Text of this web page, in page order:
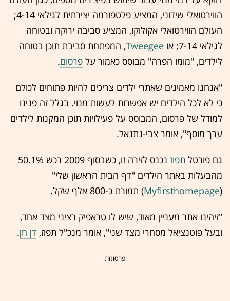
הווירטואלי שידוני, המציע פלטפורמה יצירתית לגילאי 4-14;
העולם הווירטואלי אקולוקו, המציע סביבה ירוקה ובטוחה
לגילאי 7-14; או
Tweegee, המפתחת סביבת תוכן בטוחה
לילדים, "מומו הפרה" מבוסס כאמור על פרסום.
"אנחנו מאמינים שאתרי ילדים צריכים להיות פתוחים לכולם
כי לא לכל הילדים יש אפשרות לעשות מנוי. בגלל זה פנינו
למודל של פרסום, המבוסס על פעילויות תוכן המקנות לילדים
ערך מוסף", אומר צבי-נתנאל.
גם פורטל תפוז
נכנס לזירה זו, כשבסוף 2009 רכש 50.1%
מהבעלות באתר הילדים "דף הבית הראשון שלי"
(
Myfirsthomepage) תמורת כ-800 אלף שקל.
"זיהינו אתר מעניין מאוד, שיש לו טראפיק רציני מצד אחד,
ובעל פוטנציאל מסחרי מצד שני", אומר מנכ"ל תפוז, דן חן.
- פרסומת -